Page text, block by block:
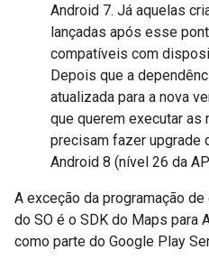
Android 7. Já aquelas
lançadas após esse
compatíveis com
Depois que a
atualizada para a nova
que querem executar as
precisam fazer upgrade
Android 8 (nível 26 da
A exceção da programação
do SO é o SDK do Maps para
como parte do Google Play